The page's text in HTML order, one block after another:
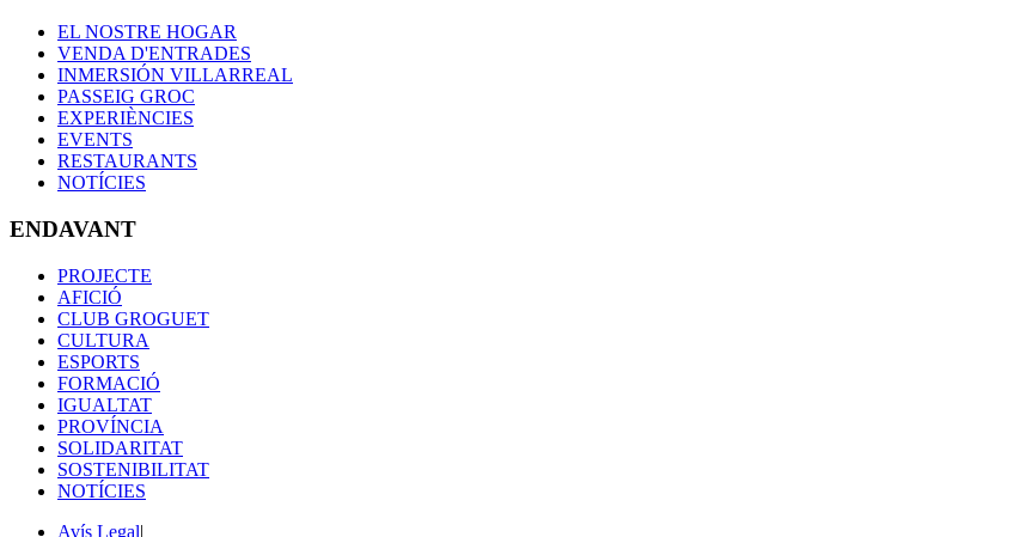
EL NOSTRE HOGAR
VENDA D'ENTRADES
INMERSIÓN VILLARREAL
PASSEIG GROC
EXPERIÈNCIES
EVENTS
RESTAURANTS
NOTÍCIES
ENDAVANT
PROJECTE
AFICIÓ
CLUB GROGUET
CULTURA
ESPORTS
FORMACIÓ
IGUALTAT
PROVÍNCIA
SOLIDARITAT
SOSTENIBILITAT
NOTÍCIES
Avís Legal|